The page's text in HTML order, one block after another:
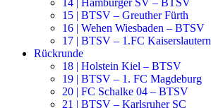
14 | Hamburger SV – BTSV
15 | BTSV – Greuther Fürth
16 | Wehen Wiesbaden – BTSV
17 | BTSV – 1.FC Kaiserslautern
Rückrunde
18 | Holstein Kiel – BTSV
19 | BTSV – 1. FC Magdeburg
20 | FC Schalke 04 – BTSV
21 | BTSV – Karlsruher SC